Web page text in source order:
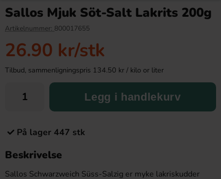
Gummibjörnar 80g
14.90 kr
Köp
33cl
Sallos Mjuk Söt-Salt Lakrits 200g
Artikelnummer: 800017655
26.90 kr/stk
Tilbud, sammenligningspris 134.50 kr / kilo or liter
Legg i handlekurv
På lager 447 stk
Beskrivelse
Sallos Schwarzweich Süss-Salzig er myke lakriskudder